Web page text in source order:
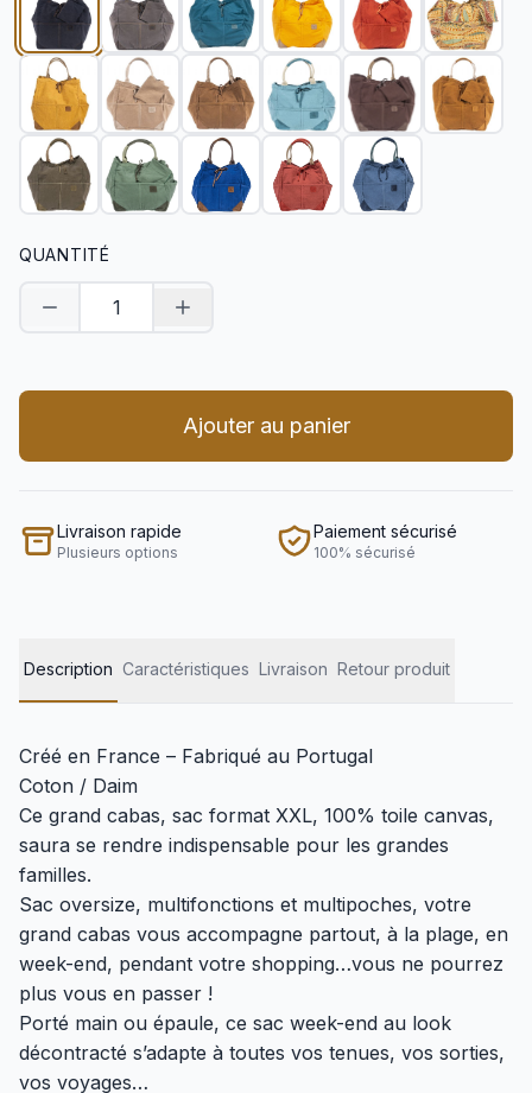
QUANTITÉ
Diminuer la quantitéAugmenter la quantité
Ajouter au panier
Livraison rapide
Plusieurs options
Paiement sécurisé
100% sécurisé
Description Caractéristiques Livraison Retour produit
Créé en France – Fabriqué au Portugal
Coton / Daim
Ce grand cabas, sac format XXL, 100% toile canvas,
saura se rendre indispensable pour les grandes
familles.
Sac oversize, multifonctions et multipoches, votre
grand cabas vous accompagne partout, à la plage, en
week-end, pendant votre shopping…vous ne pourrez
plus vous en passer !
Porté main ou épaule, ce sac week-end au look
décontracté s’adapte à toutes vos tenues, vos sorties,
vos voyages…